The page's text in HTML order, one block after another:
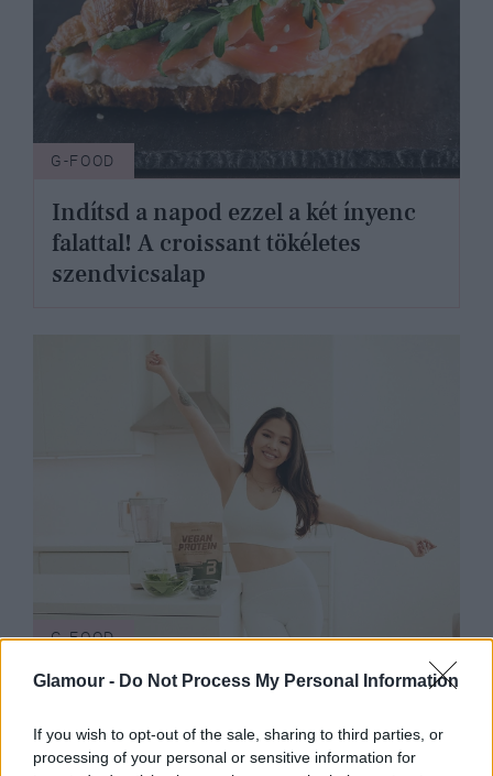
Glamour - Do Not Process My Personal Information
If you wish to opt-out of the sale, sharing to third parties, or
processing of your personal or sensitive information for
G-FOOD
Indítsd a napod ezzel a két ínyenc
falattal! A croissant tökéletes
szendvicsalap
G-FOOD
Vegán napokkal tartja magát
családja